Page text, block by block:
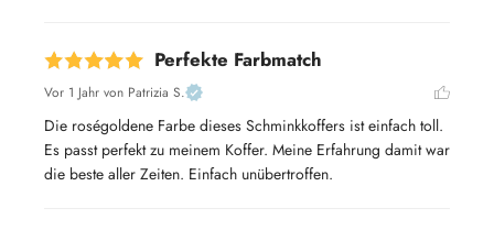
Perfekte Farbmatch
Vor 1 Jahr von Patrizia S.
Die roségoldene Farbe dieses Schminkkoffers ist einfach toll.
Es passt perfekt zu meinem Koffer. Meine Erfahrung damit war
die beste aller Zeiten. Einfach unübertroffen.